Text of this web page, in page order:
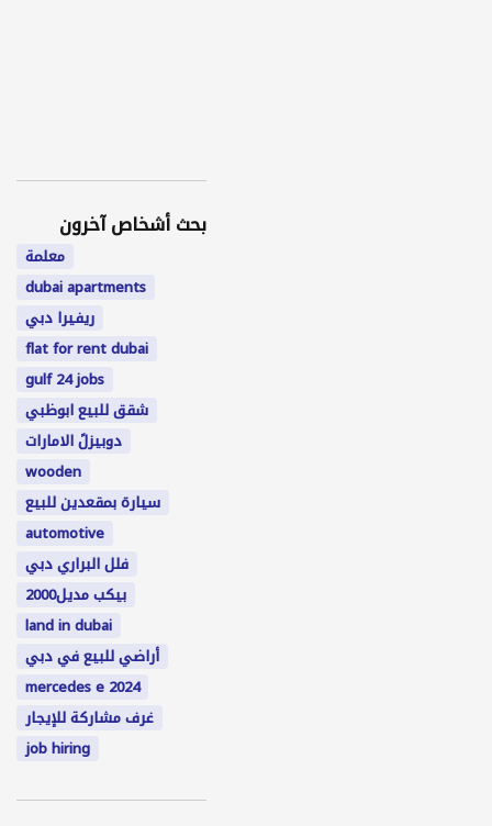
بحث أشخاص آخرون
معلمة
dubai apartments
ريفيرا دبي
flat for rent dubai
gulf 24 jobs
شقق للبيع ابوظبي
دوبيزلً الامارات
wooden
سيارة بمقعدين للبيع
automotive
فلل البراري دبي
بيكب مديل2000
land in dubai
أراضي للبيع في دبي
mercedes e 2024
غرف مشاركة للإيجار
job hiring